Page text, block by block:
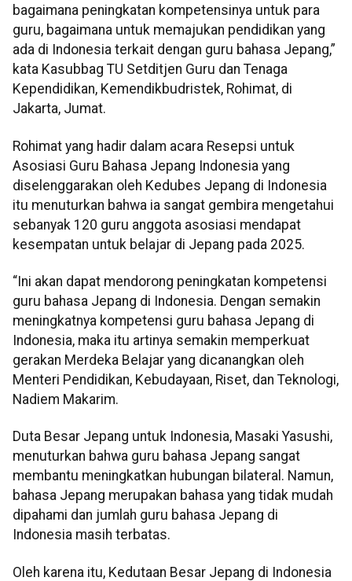
bagaimana peningkatan kompetensinya untuk para
guru, bagaimana untuk memajukan pendidikan yang
ada di Indonesia terkait dengan guru bahasa Jepang,”
kata Kasubbag TU Setditjen Guru dan Tenaga
Kependidikan, Kemendikbudristek, Rohimat, di
Jakarta, Jumat.
Rohimat yang hadir dalam acara Resepsi untuk
Asosiasi Guru Bahasa Jepang Indonesia yang
diselenggarakan oleh Kedubes Jepang di Indonesia
itu menuturkan bahwa ia sangat gembira mengetahui
sebanyak 120 guru anggota asosiasi mendapat
kesempatan untuk belajar di Jepang pada 2025.
“Ini akan dapat mendorong peningkatan kompetensi
guru bahasa Jepang di Indonesia. Dengan semakin
meningkatnya kompetensi guru bahasa Jepang di
Indonesia, maka itu artinya semakin memperkuat
gerakan Merdeka Belajar yang dicanangkan oleh
Menteri Pendidikan, Kebudayaan, Riset, dan Teknologi,
Nadiem Makarim.
Duta Besar Jepang untuk Indonesia, Masaki Yasushi,
menuturkan bahwa guru bahasa Jepang sangat
membantu meningkatkan hubungan bilateral. Namun,
bahasa Jepang merupakan bahasa yang tidak mudah
dipahami dan jumlah guru bahasa Jepang di
Indonesia masih terbatas.
Oleh karena itu, Kedutaan Besar Jepang di Indonesia